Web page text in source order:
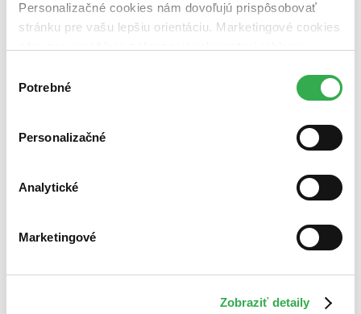
Personalizačné cookies nám dovoľujú prispôsobovať
stránku pre vašu lepšiu orientáciu. Marketingové cookies
nám pomohlo, keby sme mohli používať všetky tieto
súhlasu
Potrebné
Personalizačné
Analytické
Marketingové
Zobraziť detaily
Bestsellery
Najlacnejšie
Použité filtre